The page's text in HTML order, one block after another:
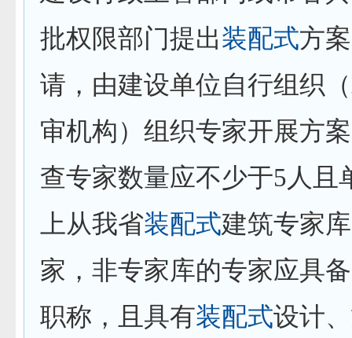
批权限部门提出装配式方
请，由建设单位自行组织
审机构）组织专家开展方
查专家数量应不少于5人且
上从我省装配式建筑专家
家，非专家库的专家应具
职称，且具有装配式设计